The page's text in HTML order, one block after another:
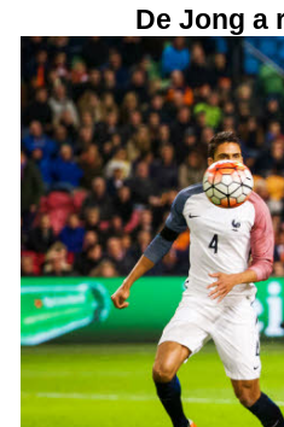
De Jong a